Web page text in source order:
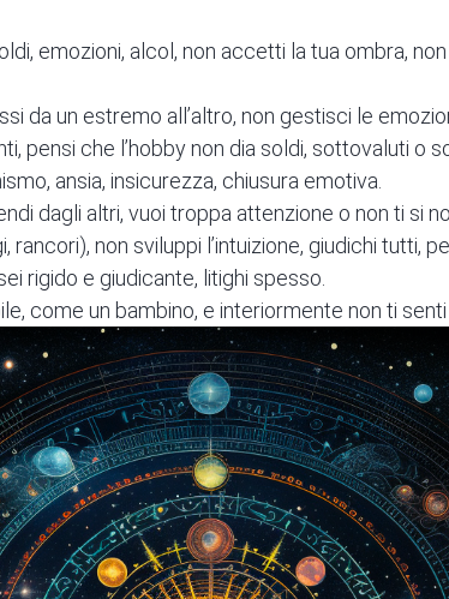
emozioni, alcol, non accetti la tua ombra,
da un estremo all’altro, non gestisci le
pensi che l’hobby non dia soldi, sottovaluti o
ansia, insicurezza, chiusura emotiva.
dagli altri, vuoi troppa attenzione o non ti si
rancori), non sviluppi l’intuizione, giudichi tutti,
rigido e giudicante, litighi spesso.
come un bambino, e interiormente non ti senti